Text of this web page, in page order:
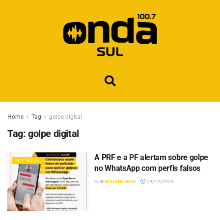
Home Tag golpe digital
Tag: golpe digital
DESTAQUE
A PRF e a PF alertam sobre golpe
no WhatsApp com perfis falsos
PORGISLENE REIS 19/12/2024